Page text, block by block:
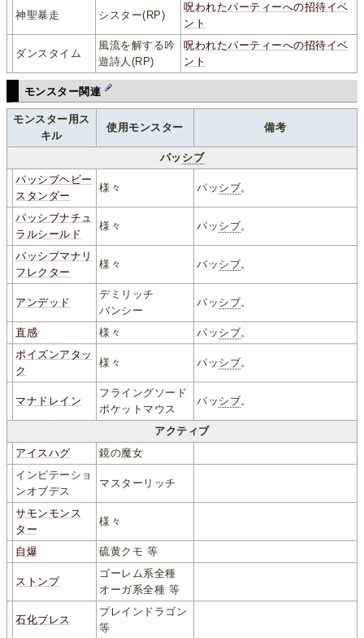
神聖暴走 シスター(RP)
呪われたパーティーへの招待イベ
ント
ダンスタイム
風流を解する吟
遊詩人(RP)
呪われたパーティーへの招待イベ
ント
モンスター関連
モンスター用ス
キル
使用モンスター 備考
パッ シブ
パッシブヘビー
スタンダー
様々 パッ シブ。
パッシブナチュ
ラルシールド
様々 パッ シブ。
パッシブマナリ
フレクター
様々 パッ シブ。
アンデッド
デミリッチ
バンシー
パッ シブ。
直感 様々 パッ シブ。
ポイズンアタッ
ク
様々 パッ シブ。
マナドレイン
フライングソード
ポケットマウス
パッ シブ。
アクティブ
アイスハグ
鏡の魔女
インビテーショ
ンオブデス
マスターリッチ
サモンモンス
ター
様々
自爆 硫黄クモ 等
ストンプ
ゴーレム系全種
オーガ系全種 等
石化ブレス
プレインドラゴン
等